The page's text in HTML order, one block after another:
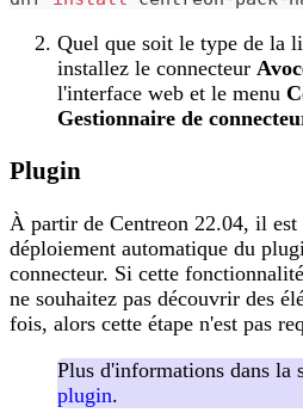
Quel que soit le type de la
installez le connecteur
l'interface web et le menu
Gestionnaire de
Plugin
À partir de Centreon 22.04, il est
déploiement automatique du
connecteur. Si cette
ne souhaitez pas découvrir des
fois, alors cette étape n'est pas
Plus d'informations dans la
plugin.